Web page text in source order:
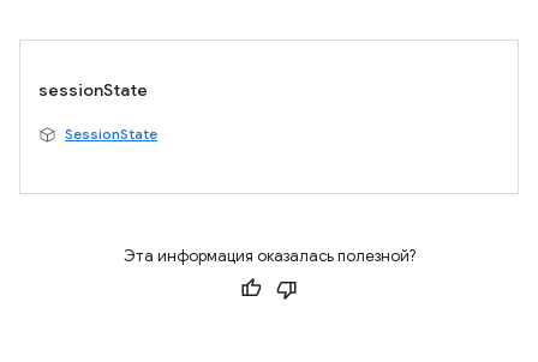
sessionState
SessionState
Эта информация оказалась полезной?